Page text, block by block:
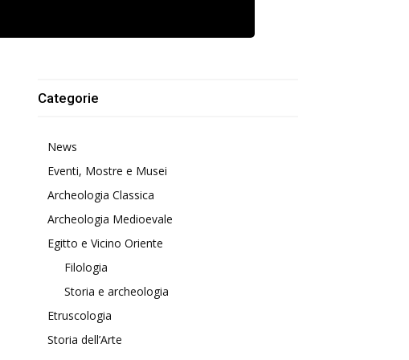
Categorie
News
Eventi, Mostre e Musei
Archeologia Classica
Archeologia Medioevale
Egitto e Vicino Oriente
Filologia
Storia e archeologia
Etruscologia
Storia dell’Arte